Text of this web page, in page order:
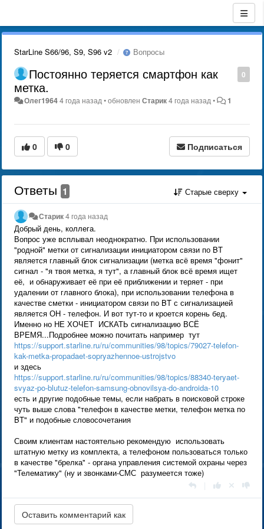
StarLine S66/96, S9, S96 v2 Вопросы
0
Постоянно теряется смартфон как
метка.
Олег19644 года назад•обновленСтарик4 года назад• 1
0 0 Подписаться
Ответы 1 Старые сверху
Старик4 года назад
Добрый день, коллега.
Вопрос уже всплывал неоднократно. При использовании
"родной" метки от сигнализации инициатором связи по BT
является главный блок сигнализации (метка всё время "фонит"
сигнал - "я твоя метка, я тут", а главный блок всё время ищет
её, и обнаруживает её при её приближении и теряет - при
удалении от главного блока), при использовании телефона в
качестве сметки - инициатором связи по BT с сигнализацией
является ОН - телефон. И вот тут-то и кроется корень бед.
Именно но НЕ ХОЧЕТ ИСКАТЬ сигнализацию ВСЁ
ВРЕМЯ...Подробнее можно почитать например тут
https://support.starline.ru/ru/communities/98/topics/79027-telefon-
kak-metka-propadaet-sopryazhennoe-ustrojstvo
и здесь
https://support.starline.ru/ru/communities/98/topics/88340-teryaet-
svyaz-po-blutuz-telefon-samsung-obnovilsya-do-androida-10
есть и другие подобные темы, если набрать в поисковой строке
чуть выше слова "телефон в качестве метки, телефон метка по
BT" и подобные словосочетания
Своим клиентам настоятельно рекомендую использовать
штатную метку из комплекта, а телефоном пользоваться только
в качестве "брелка" - органа управления системой охраны через
"Телематику" (ну и звонками-СМС разумеется тоже)